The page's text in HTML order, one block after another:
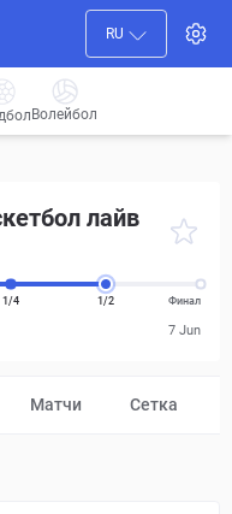
RU
Волейбол
лайв
1/4 1/2 Финал
7 Jun
Матчи Сетка